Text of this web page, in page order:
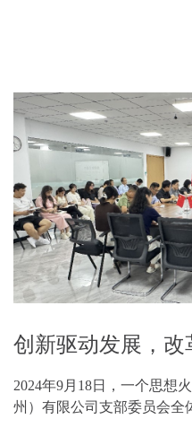
2024年9月18日，一个思想
州）有限公司支部委员会全